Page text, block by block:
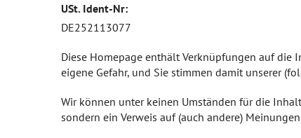
USt. Ident-Nr:
DE252113077
Diese Homepage enthält Verknüpfungen auf die
eigene Gefahr, und Sie stimmen damit unserer
Wir können unter keinen Umständen für die
sondern ein Verweis auf (auch andere)